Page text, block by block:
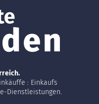
: Einkaufs
Dienstleistungen.